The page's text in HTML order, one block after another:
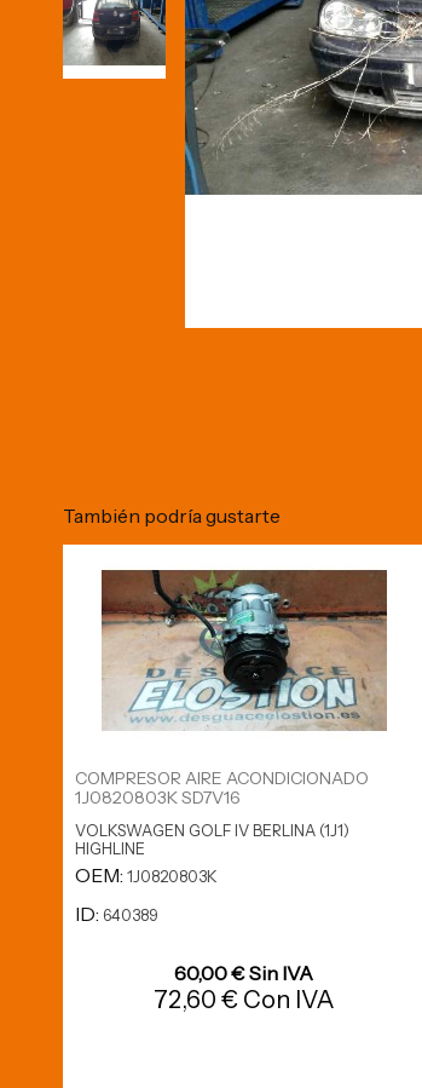
También podría gustarte
COMPRESOR AIRE ACONDICIONADO
1J0820803K SD7V16
VOLKSWAGEN GOLF IV BERLINA (1J1)
HIGHLINE
OEM: 1J0820803K
ID: 640389
60,00 € Sin IVA
72,60 € Con IVA